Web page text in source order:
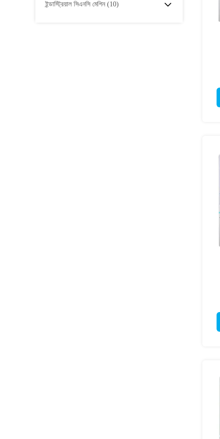
ইন্ডাস্ট্রিয়াল সিএনসি মেশিন (10)